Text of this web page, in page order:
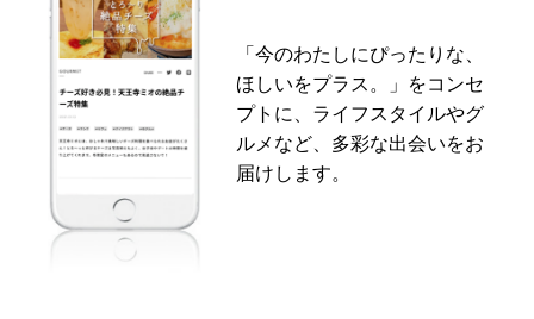
「今のわたしにぴったりな、
ほしいをプラス。」をコンセ
プトに、ライフスタイルやグ
ルメなど、多彩な出会いをお
届けします。